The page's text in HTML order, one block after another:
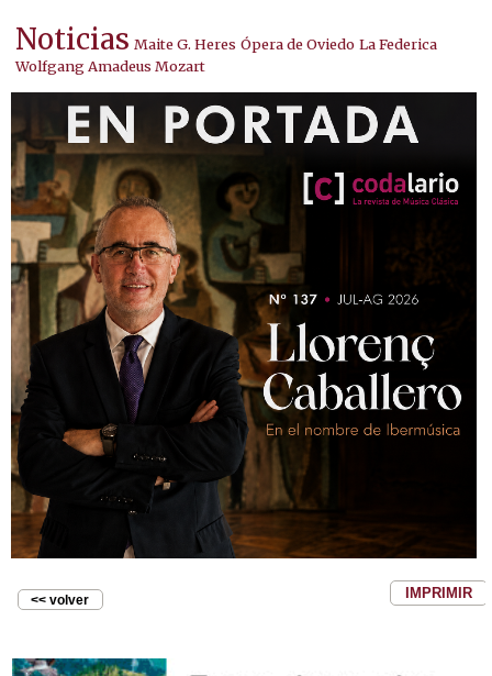
Noticias Maite G. Heres Ópera de Oviedo La Federica
Wolfgang Amadeus Mozart
<< volver IMPRIMIR